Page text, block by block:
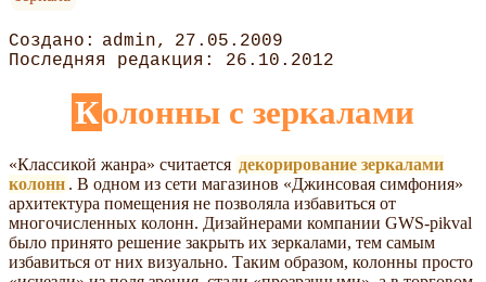
admin
27.05.2009
26.10.2012
Колонны с зеркалами
«Классикой жанра» считается декорирование зеркалами
колонн . В одном из сети магазинов «Джинсовая симфония»
архитектура помещения не позволяла избавиться от
многочисленных колонн. Дизайнерами компании GWS-pikval
было принято решение закрыть их зеркалами, тем самым
избавиться от них визуально. Таким образом, колонны просто